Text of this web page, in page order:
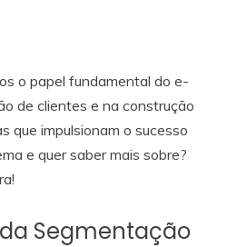
o papel fundamental do e-
de clientes e na construção
que impulsionam o sucesso
e quer saber mais sobre?
Segmentação